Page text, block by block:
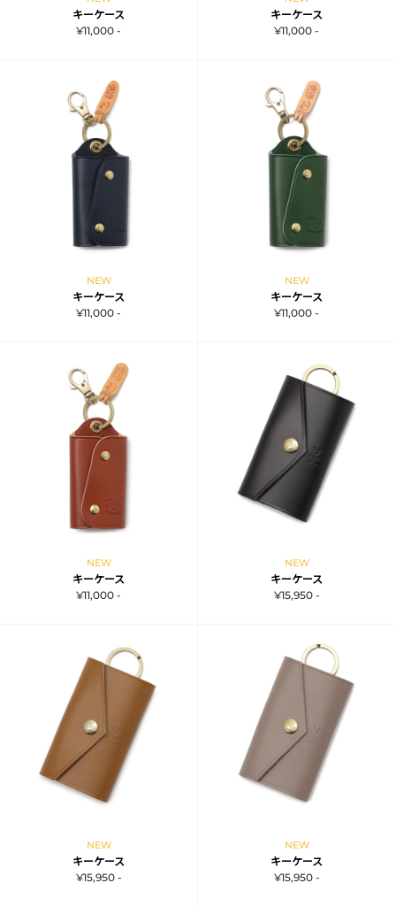
キーケース
¥11,000 -
キーケース
¥11,000 -
NEW
キーケース
¥11,000 -
NEW
キーケース
¥11,000 -
NEW
キーケース
¥11,000 -
NEW
キーケース
¥15,950 -
NEW
キーケース
¥15,950 -
NEW
キーケース
¥15,950 -